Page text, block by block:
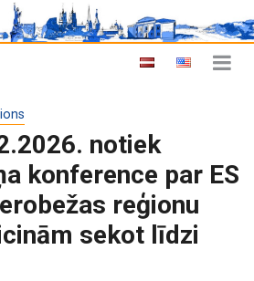
notiek
konference par ES
reģionu
sekot līdzi